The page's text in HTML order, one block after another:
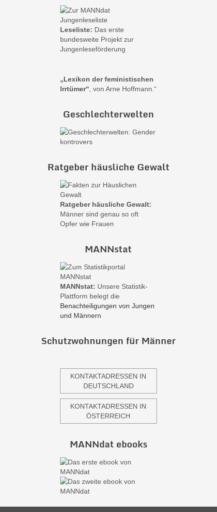
Leseliste: Das erste
bundesweite Projekt zur
Jungenleseförderung
„Lexikon der feministischen
Irrtümer“ , von Arne Hoffmann.“
Geschlechterwelten
Ratgeber häusliche Gewalt
Ratgeber häusliche Gewalt:
Männer sind genau so oft
Opfer wie Frauen
MANNstat
MANNstat: Unsere Statistik-
Plattform belegt die
Benachteiligungen von Jungen
und Männern
Schutzwohnungen für Männer
KONTAKTADRESSEN IN
DEUTSCHLAND
KONTAKTADRESSEN IN
ÖSTERREICH
MANNdat ebooks